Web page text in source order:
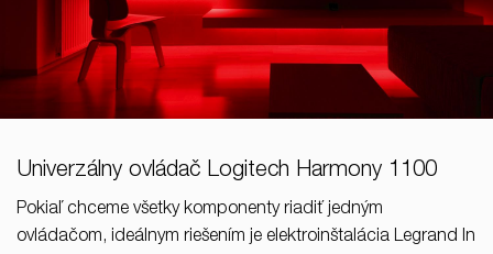
Univerzálny ovládač Logitech Harmony 1100
Pokiaľ chceme všetky komponenty riadiť jedným
ovládačom, ideálnym riešením je elektroinštalácia Legrand In